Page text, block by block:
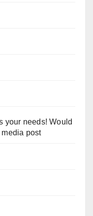
your needs! Would
post